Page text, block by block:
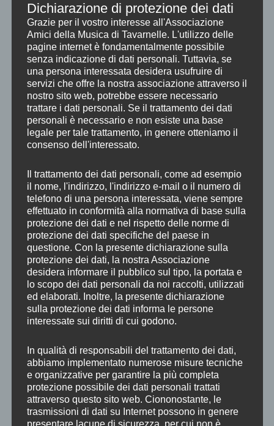
SCOPRI DI PIÙ
+ Aggiungi a Google Calendar
+ iCal / Outlook export
CONDIVIDI QUESTO EVENTO
Categorie
Categorie
Archivi
Dichiarazione di protezione dei dati
Grazie per il vostro interesse all'Associazione
Amici della Musica di Tavarnelle. L'utilizzo delle
pagine internet è fondamentalmente possibile
senza indicazione di dati personali. Tuttavia, se
una persona interessata desidera usufruire di
servizi che offre la nostra associazione attraverso il
nostro sito web, potrebbe essere necessario
trattare i dati personali. Se il trattamento dei dati
personali è necessario e non esiste una base
legale per tale trattamento, in genere otteniamo il
consenso dell'interessato.
Il trattamento dei dati personali, come ad esempio
il nome, l'indirizzo, l'indirizzo e-mail o il numero di
telefono di una persona interessata, viene sempre
effettuato in conformità alla normativa di base sulla
protezione dei dati e nel rispetto delle norme di
protezione dei dati specifiche del paese in
questione. Con la presente dichiarazione sulla
protezione dei dati, la nostra Associazione
desidera informare il pubblico sul tipo, la portata e
lo scopo dei dati personali da noi raccolti, utilizzati
ed elaborati. Inoltre, la presente dichiarazione
sulla protezione dei dati informa le persone
interessate sui diritti di cui godono.
In qualità di responsabili del trattamento dei dati,
abbiamo implementato numerose misure tecniche
e organizzative per garantire la più completa
protezione possibile dei dati personali trattati
attraverso questo sito web. Ciononostante, le
trasmissioni di dati su Internet possono in genere